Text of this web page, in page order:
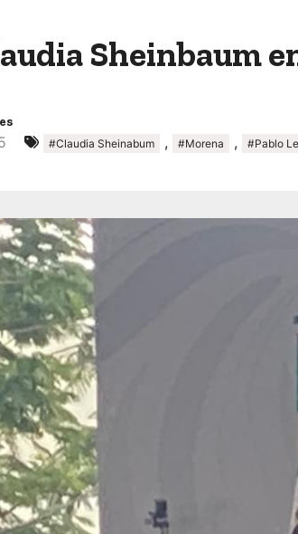
Sheinbaum
#Claudia Sheinabum , #Morena , #Pablo